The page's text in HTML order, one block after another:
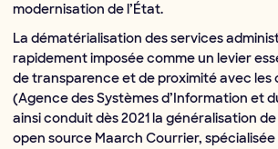
modernisation de l’État.
La dématérialisation des services
rapidement imposée comme un levier
de transparence et de proximité avec les
(Agence des Systèmes d’Information et
ainsi conduit dès 2021 la généralisation
open source Maarch Courrier,